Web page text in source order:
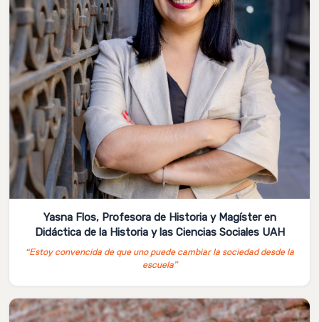
Yasna Flos, Profesora de Historia y Magíster en
Didáctica de la Historia y las Ciencias Sociales UAH
“Estoy convencida de que uno puede cambiar la sociedad desde la
escuela”